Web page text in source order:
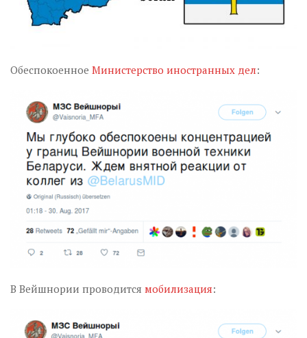
Обеспокоенное Министерство иностранных дел:
В Вейшнории проводится мобилизация: